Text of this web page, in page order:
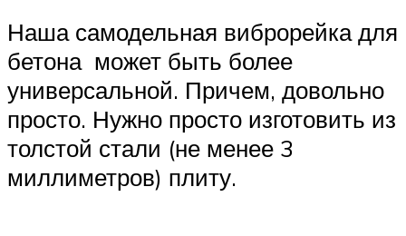
Наша самодельная виброрейка для
бетона может быть более
универсальной. Причем, довольно
просто. Нужно просто изготовить из
толстой стали (не менее 3
миллиметров) плиту.